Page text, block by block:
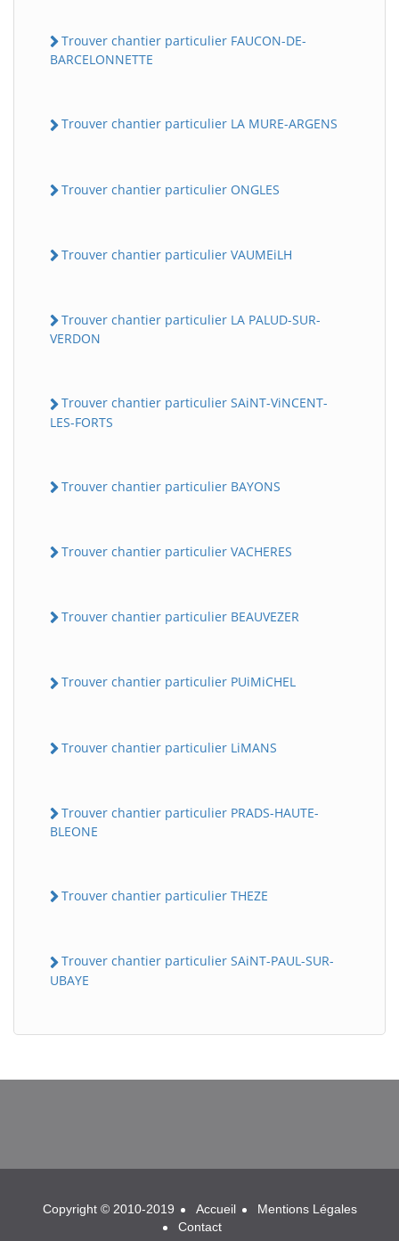
Trouver chantier particulier FAUCON-DE-
BARCELONNETTE
Trouver chantier particulier LA MURE-ARGENS
Trouver chantier particulier ONGLES
Trouver chantier particulier VAUMEiLH
Trouver chantier particulier LA PALUD-SUR-
VERDON
Trouver chantier particulier SAiNT-ViNCENT-
LES-FORTS
Trouver chantier particulier BAYONS
Trouver chantier particulier VACHERES
Trouver chantier particulier BEAUVEZER
Trouver chantier particulier PUiMiCHEL
Trouver chantier particulier LiMANS
Trouver chantier particulier PRADS-HAUTE-
BLEONE
Trouver chantier particulier THEZE
Trouver chantier particulier SAiNT-PAUL-SUR-
UBAYE
BatiWebPro
Copyright © 2010-2019 Accueil
Mentions Légales
Contact